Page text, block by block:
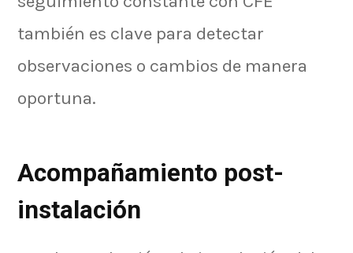
también es clave para detectar
observaciones o cambios de manera
oportuna.
Acompañamiento post-
instalación